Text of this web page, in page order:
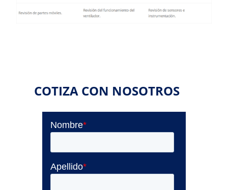
COTIZA CON NOSOTROS